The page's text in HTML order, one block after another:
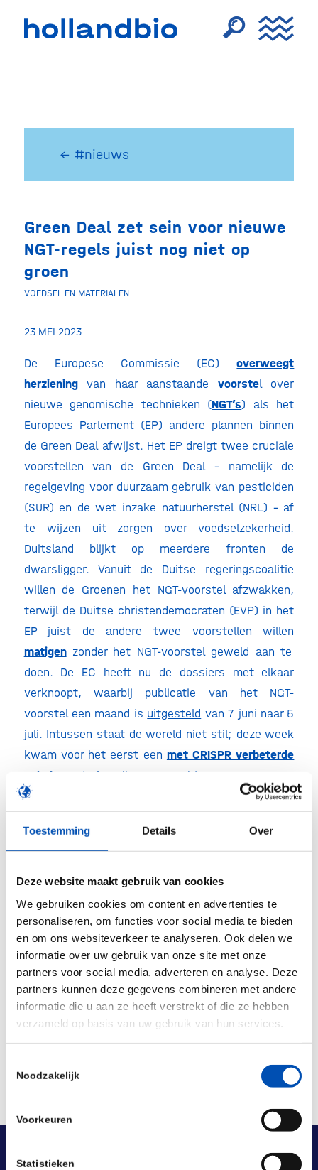
Toestemming Details Over
Deze website maakt gebruik van cookies
We gebruiken cookies om content en advertenties te
personaliseren, om functies voor social media te bieden
en om ons websiteverkeer te analyseren. Ook delen we
informatie over uw gebruik van onze site met onze
partners voor social media, adverteren en analyse. Deze
partners kunnen deze gegevens combineren met andere
informatie die u aan ze heeft verstrekt of die ze hebben
verzameld op basis van uw gebruik van hun services.
Noodzakelijk
Voorkeuren
Statistieken
← #nieuws
Green Deal zet sein voor nieuwe
NGT-regels juist nog niet op
groen
VOEDSEL EN MATERIALEN
23 MEI 2023
De Europese Commissie (EC)overweegt
herzieningvan haar aanstaande voorstelover
nieuwe genomische technieken (NGT’s) als het
Europees Parlement (EP) andere plannen binnen
de Green Deal afwijst. Het EP dreigt twee cruciale
voorstellen van de Green Deal – namelijk de
regelgeving voor duurzaam gebruik van pesticiden
(SUR) en de wet inzake natuurherstel (NRL) – af
te wijzen uit zorgen over voedselzekerheid.
Duitsland blijkt op meerdere fronten de
dwarsligger. Vanuit de Duitse regeringscoalitie
willen de Groenen het NGT-voorstel afzwakken,
terwijl de Duitse christendemocraten (EVP) in het
EP juist de andere twee voorstellen willen
matigenzonder het NGT-voorstel geweld aan te
doen. De EC heeft nu de dossiers met elkaar
verknoopt, waarbij publicatie van het NGT-
voorstel een maand is uitgesteld van 7 juni naar 5
juli. Intussen staat de wereld niet stil; deze week
kwam voor het eerst een met CRISPR verbeterde
salade
op de Amerikaanse markt.
/
Deel dit stuk